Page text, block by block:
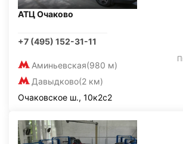
АТЦ Очаково
+7 (495) 152-31-11
Аминьевская(980 м)
Давыдково(2 км)
Очаковское ш., 10к2с2